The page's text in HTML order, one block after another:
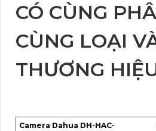
CÓ CÙNG
CÙNG LOẠI
THƯƠNG
Camera Dahua DH-HAC-